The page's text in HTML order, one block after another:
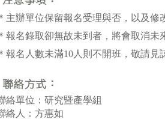
＊主辦單位保留報名受理與否，以及
＊報名錄取卻無故未到者，將會取消
＊報名人數未滿10人則不開班，敬請見
絡單位：研究暨產學組
絡人：方惠如